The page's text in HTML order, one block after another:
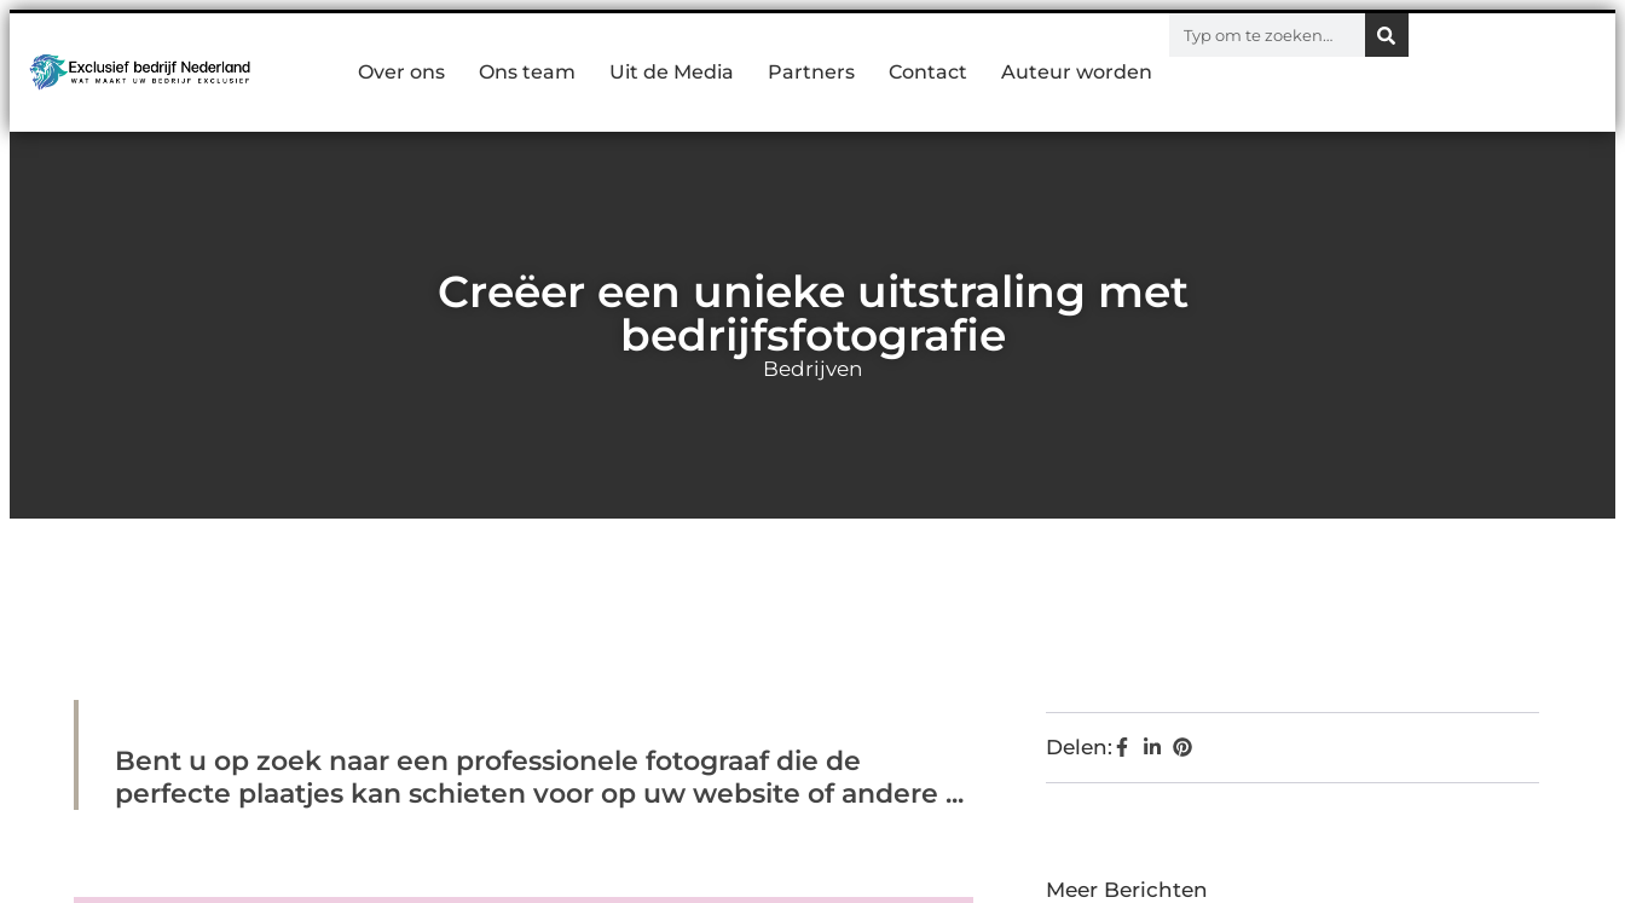
Over ons Ons team Uit de Media Partners Contact Auteur worden
Creëer een unieke uitstraling met
bedrijfsfotografie
Bedrijven
Bent u op zoek naar een professionele fotograaf die de
perfecte plaatjes kan schieten voor op uw website of andere ...
Delen:
Meer Berichten